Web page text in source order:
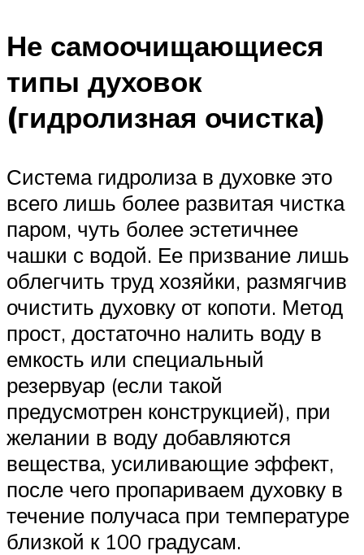
Не самоочищающиеся
типы духовок
(гидролизная очистка)
Система гидролиза в духовке это
всего лишь более развитая чистка
паром, чуть более эстетичнее
чашки с водой. Ее призвание лишь
облегчить труд хозяйки, размягчив
очистить духовку от копоти. Метод
прост, достаточно налить воду в
емкость или специальный
резервуар (если такой
предусмотрен конструкцией), при
желании в воду добавляются
вещества, усиливающие эффект,
после чего пропариваем духовку в
течение получаса при температуре
близкой к 100 градусам.